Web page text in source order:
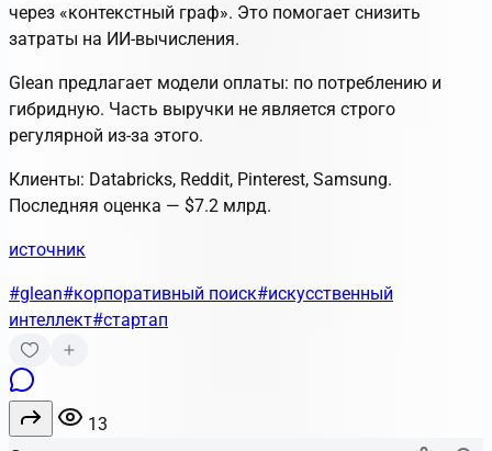
через «контекстный граф». Это помогает снизить
затраты на ИИ-вычисления.
Glean предлагает модели оплаты: по потреблению и
гибридную. Часть выручки не является строго
регулярной из-за этого.
Клиенты: Databricks, Reddit, Pinterest, Samsung.
Последняя оценка — $7.2 млрд.
источник
#glean#корпоративный поиск#искусственный
интеллект#стартап
13